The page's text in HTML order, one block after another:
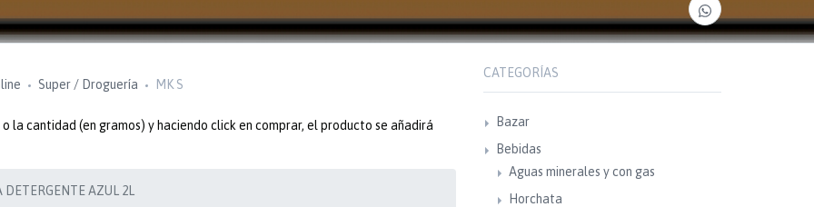
Super / Droguería MK S
la cantidad (en gramos) y haciendo click en comprar, el producto se añadirá
DETERGENTE AZUL 2L
CATEGORÍAS
Bazar
Bebidas
Aguas minerales y con gas
Horchata